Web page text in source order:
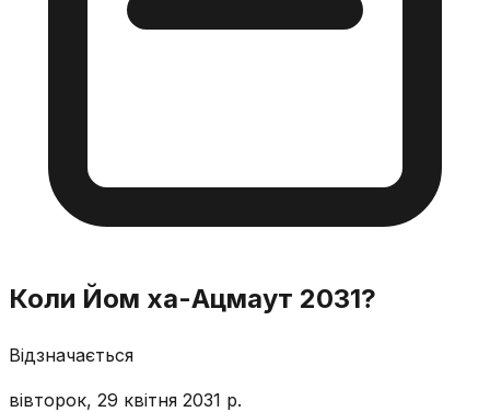
Коли Йом ха-Ацмаут 2031?
Відзначається
вівторок, 29 квітня 2031 р.